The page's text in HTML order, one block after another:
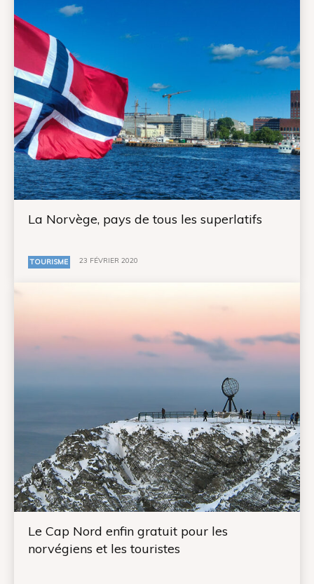
La Norvège, pays de tous les superlatifs
TOURISME 23 FÉVRIER 2020
Le Cap Nord enfin gratuit pour les
norvégiens et les touristes